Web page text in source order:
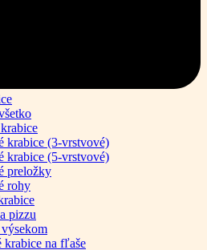
krabice (3-vrstvové)
krabice (5-vrstvové)
preložky
rohy
pizzu
krabice na fľaše